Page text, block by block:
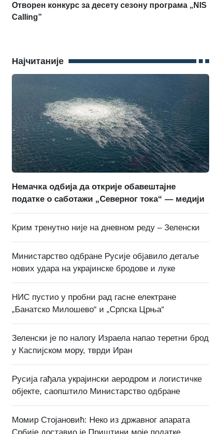
Отворен конкурс за десету сезону програма „NIS
Calling”
Најчитаније
Немачка одбија да открије обавештајне
податке о саботажи „Северног тока“ — медији
Крим тренутно није на дневном реду – Зеленски
Министарство одбране Русије објавило детаље
нових удара на украјинске бродове и луке
НИС пустио у пробни рад гасне електране
„Банатско Милошево“ и „Српска Црња“
Зеленски је по налогу Израела напао теретни брод
у Каспијском мору, тврди Иран
Русија гађала украјински аеродром и логистичке
објекте, саопштило Министарство одбране
Момир Стојановић: Неко из државног апарата
Србије доставио је Приштини моје податке